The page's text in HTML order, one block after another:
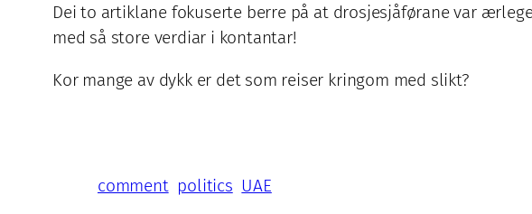
Dei to artiklane fokuserte berre på at drosjesjåførane var
med så store verdiar i kontantar!
Kor mange av dykk er det som reiser kringom med slikt?
comment politics UAE